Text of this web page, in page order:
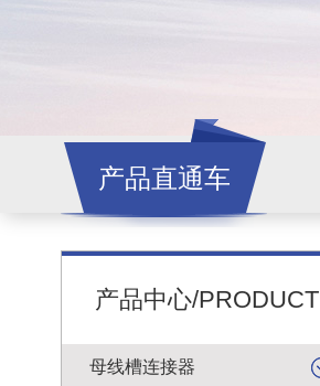
产品直通车
产品中心/PRODUCT
母线槽连接器